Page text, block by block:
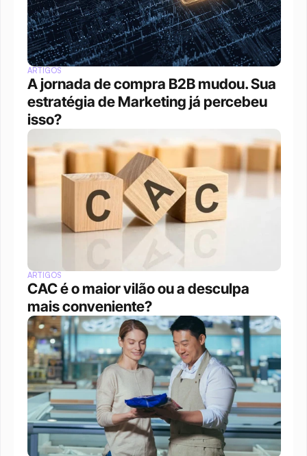
ARTIGOS
A jornada de compra B2B mudou. Sua
estratégia de Marketing já percebeu
isso?
ARTIGOS
CAC é o maior vilão ou a desculpa
mais conveniente?